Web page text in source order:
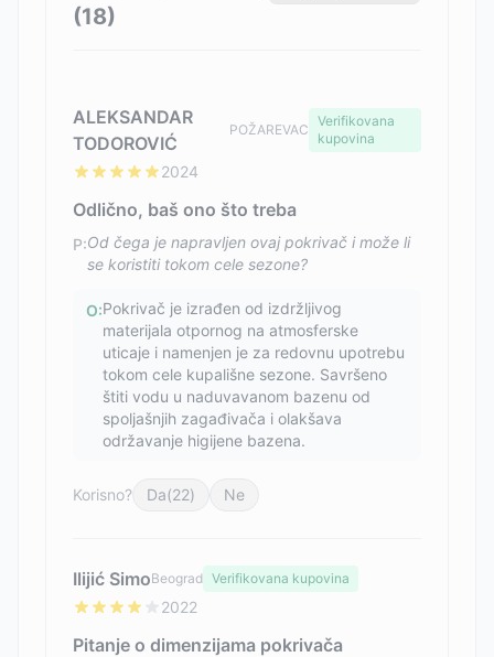
(18)
ALEKSANDAR
TODOROVIĆ
POŽAREVAC
Verifikovana
kupovina
2024
Odlično, baš ono što treba
P:Od čega je napravljen ovaj pokrivač i može li
se koristiti tokom cele sezone?
O:Pokrivač je izrađen od izdržljivog
materijala otpornog na atmosferske
uticaje i namenjen je za redovnu upotrebu
tokom cele kupališne sezone. Savršeno
štiti vodu u naduvavanom bazenu od
spoljašnjih zagađivača i olakšava
održavanje higijene bazena.
Korisno? Da(22) Ne
Ilijić SimoBeograd Verifikovana kupovina
2022
Pitanje o dimenzijama pokrivača